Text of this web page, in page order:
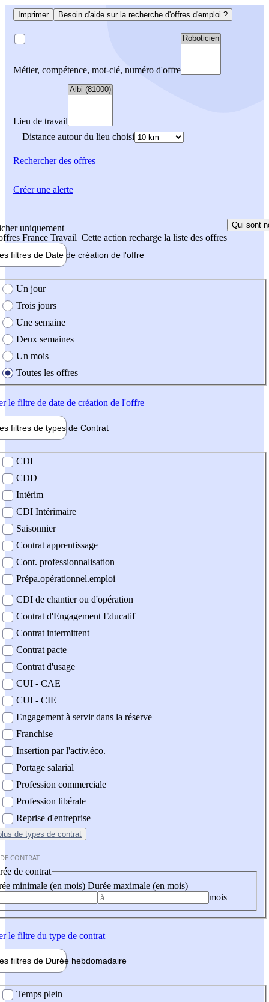
Imprimer Besoin d'aide sur la recherche d'offres d'emploi ?
Métier, compétence, mot-clé, numéro d'offre
Lieu de travail
Distance autour du lieu choisi
Rechercherdes offres
uniquement
France Travail Cette action recharge la liste des offres
Qui sont
filtres de Date de création de l'offre
création de l'offre
Un jour
Trois jours
Une semaine
Deux semaines
Un mois
Toutes les offres
le filtre de date de création de l'offre
filtres de types de Contrat
contrat
CDI
CDD
Intérim
CDI Intérimaire
Saisonnier
Contrat apprentissage
Cont. professionnalisation
Prépa.opérationnel.emploi
CDI de chantier ou d'opération
Contrat d'Engagement Educatif
Contrat intermittent
Contrat pacte
Contrat d'usage
CUI - CAE
CUI - CIE
Engagement à servir dans la réserve
Franchise
Insertion par l'activ.éco.
Portage salarial
Profession commerciale
Profession libérale
Reprise d'entreprise
de types de contrat
CONTRAT
de contrat
minimale (en mois) Durée maximale (en mois)
mois
le filtre du type de contrat
filtres de Durée hebdomadaire
Temps plein
Créer une alerte